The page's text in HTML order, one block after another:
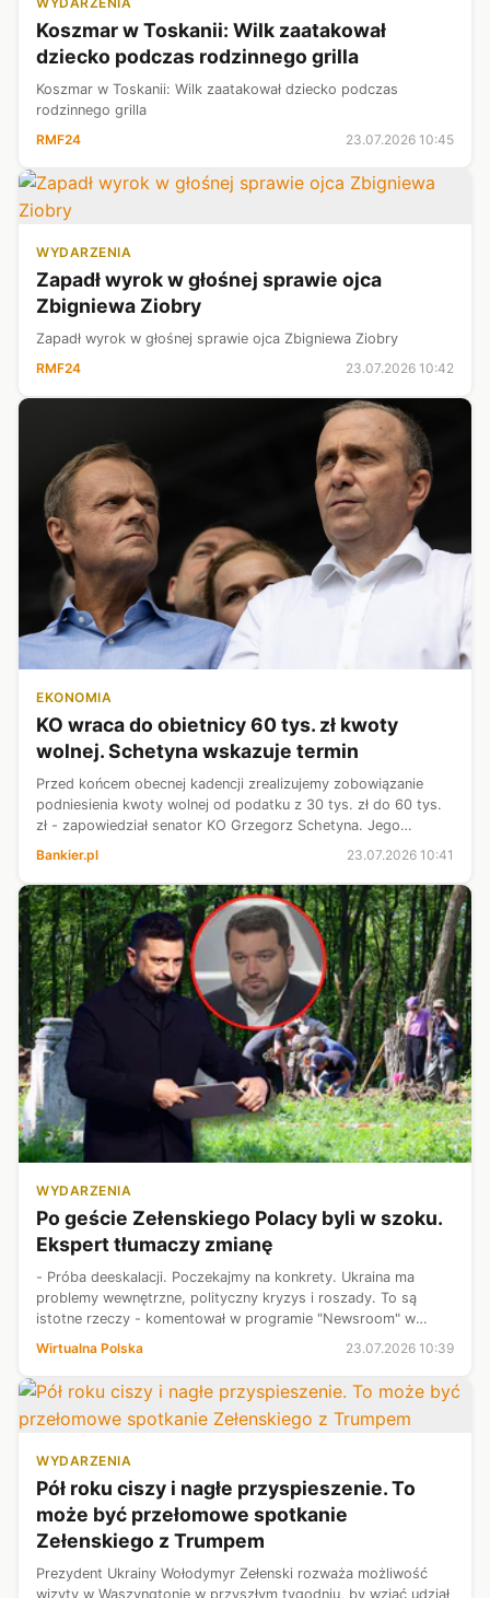
Koszmar w Toskanii: Wilk zaatakował
dziecko podczas rodzinnego grilla
Koszmar w Toskanii: Wilk zaatakował dziecko podczas
rodzinnego grilla
RMF24
23.07.2026 10:45
WYDARZENIA
Zapadł wyrok w głośnej sprawie ojca
Zbigniewa Ziobry
Zapadł wyrok w głośnej sprawie ojca Zbigniewa Ziobry
RMF24
23.07.2026 10:42
EKONOMIA
KO wraca do obietnicy 60 tys. zł kwoty
wolnej. Schetyna wskazuje termin
Przed końcem obecnej kadencji zrealizujemy zobowiązanie
podniesienia kwoty wolnej od podatku z 30 tys. zł do 60 tys.
zł - zapowiedział senator KO Grzegorz Schetyna. Jego
zdaniem w związku z obecną sytuacją budżetową cały ten
proces będzie rozpisany n...
Bankier.pl 23.07.2026 10:41
WYDARZENIA
Po geście Zełenskiego Polacy byli w szoku.
Ekspert tłumaczy zmianę
- Próba deeskalacji. Poczekajmy na konkrety. Ukraina ma
problemy wewnętrzne, polityczny kryzys i roszady. To są
istotne rzeczy - komentował w programie "Newsroom" w
Wirtualnej Polsce korespondent wojenny Mateusz Lachowski
Wirtualna Polska 23.07.2026 10:39
WYDARZENIA
Pół roku ciszy i nagłe przyspieszenie. To
może być przełomowe spotkanie
Zełenskiego z Trumpem
Prezydent Ukrainy Wołodymyr Zełenski rozważa możliwość
wizyty w Waszyngtonie w przyszłym tygodniu, by wziąć udział